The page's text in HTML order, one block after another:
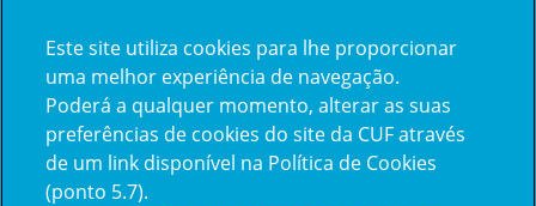
certification2certification3
Este site utiliza cookies para lhe proporcionar
uma melhor experiência de navegação.
Poderá a qualquer momento, alterar as suas
preferências de cookies do site da CUF através
de um link disponível na Política de Cookies
(ponto 5.7).